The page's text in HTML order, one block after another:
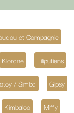
et Compagnie
Klorane Liliputiens
/ Simba Gipsy
Kimbaloo Miffy